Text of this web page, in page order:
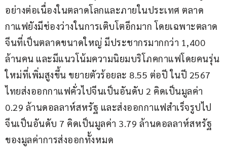
อย่างต่อเนื่องในตลาดโลกและภายในประเทศ ตลาด
กาแฟยังมีช่องว่างในการเติบโตอีกมาก โดยเฉพาะตลาด
จีนที่เป็นตลาดขนาดใหญ่ มีประชากรมากกว่า 1,400
ล้านคน และมีแนวโน้มความนิยมบริโภคกาแฟโดยคนรุ่น
ใหม่ที่เพิ่มสูงขึ้น ขยายตัวร้อยละ 8.55 ต่อปี ในปี 2567
ไทยส่งออกกาแฟคั่วไปจีนเป็นอันดับ 2 คิดเป็นมูลค่า
0.29 ล้านดอลลาห์สหรัฐ และส่งออกกาแฟสำเร็จรูปไป
จีนเป็นอันดับ 7 คิดเป็นมูลค่า 3.79 ล้านดอลลาห์สหรัฐ
ของมูลค่าการส่งออกทั้งหมด